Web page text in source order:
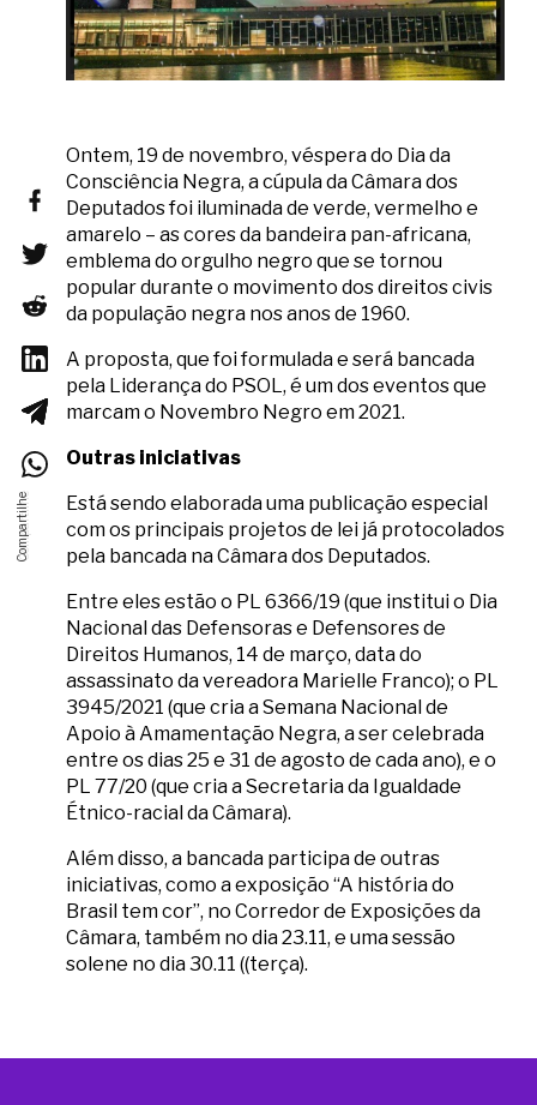
Ontem, 19 de novembro, véspera do Dia da
Consciência Negra, a cúpula da Câmara dos
Deputados foi iluminada de verde, vermelho e
amarelo – as cores da bandeira pan-africana,
emblema do orgulho negro que se tornou
popular durante o movimento dos direitos civis
da população negra nos anos de 1960.
A proposta, que foi formulada e será bancada
pela Liderança do PSOL, é um dos eventos que
marcam o Novembro Negro em 2021.
Outras iniciativas
Está sendo elaborada uma publicação especial
com os principais projetos de lei já protocolados
pela bancada na Câmara dos Deputados.
Entre eles estão o PL 6366/19 (que institui o Dia
Nacional das Defensoras e Defensores de
Direitos Humanos, 14 de março, data do
assassinato da vereadora Marielle Franco); o PL
3945/2021 (que cria a Semana Nacional de
Apoio à Amamentação Negra, a ser celebrada
entre os dias 25 e 31 de agosto de cada ano), e o
PL 77/20 (que cria a Secretaria da Igualdade
Étnico-racial da Câmara).
Além disso, a bancada participa de outras
iniciativas, como a exposição “A história do
Brasil tem cor”, no Corredor de Exposições da
Câmara, também no dia 23.11, e uma sessão
solene no dia 30.11 ((terça).